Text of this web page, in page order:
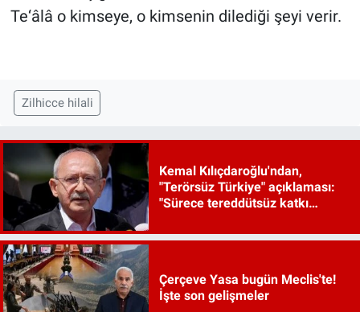
Te‘âlâ o kimseye, o kimsenin dilediği şeyi verir.
Zilhicce hilali
Kemal Kılıçdaroğlu'ndan,
"Terörsüz Türkiye" açıklaması:
"Sürece tereddütsüz katkı
Çerçeve Yasa bugün Meclis'te!
İşte son gelişmeler